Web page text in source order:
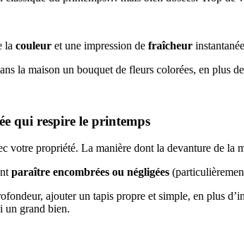
la couleur et une impression de fraîcheur
la maison un bouquet de fleurs colorées, en plus
qui respire le printemps
votre propriété. La manière dont la devanture de la
paraître encombrées ou négligées
ajouter un tapis propre et simple, en plus
un grand bien.